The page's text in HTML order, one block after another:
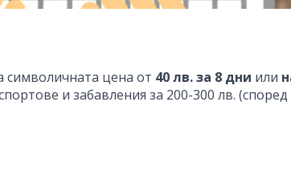
символичната цена от 40 лв. за 8 дни или
и забавления за 200-300 лв.